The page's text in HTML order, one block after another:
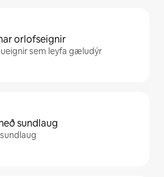
orlofseignir
sem leyfa gæludýr
sundlaug